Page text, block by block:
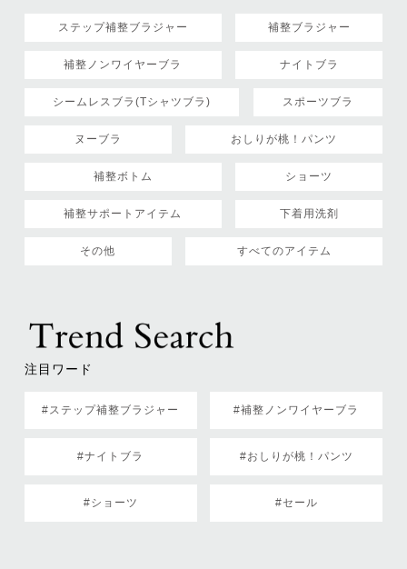
ステップ補整ブラジャー 補整ブラジャー
補整ノンワイヤーブラ ナイトブラ
シームレスブラ(Tシャツブラ) スポーツブラ
ヌーブラ おしりが桃！パンツ
補整ボトム ショーツ
補整サポートアイテム 下着用洗剤
その他 すべてのアイテム
注目ワード
#ステップ補整ブラジャー #補整ノンワイヤーブラ
#ナイトブラ #おしりが桃！パンツ
#ショーツ #セール